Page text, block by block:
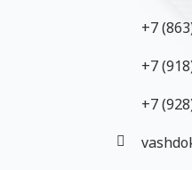
+7
+7
‎+7